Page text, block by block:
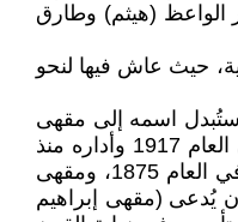
الواعظ (هيثم) وطارق
حيث عاش فيها لنحو
اسمه إلى مقهى
الرشيد، وكان صاحبه الحاج حسين فخر الدين) والزهاوي (1917) والبلدية (أنشئ أواخر القرن التاسع عشر) والشابندر (الذي يقع في شارع المتنبّي وأُنشئ في العام 1917 وأداره منذ
العام 1963 الحاج محمد الخشالي، الذي فقد 4 من أبنائه وحفيده في تفجير إرهابي في العام 2007) ومقهى زناد (مقهى الشط) أو مقهى التجّار، الذي أُنشئ في العام 1875، ومقهى
يُدعى (مقهى إبراهيم